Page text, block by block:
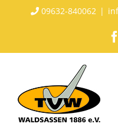
09632-840062 |